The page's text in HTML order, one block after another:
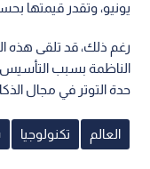
يونيو، وتقدر قيمتها بحسب
رغم ذلك، قد تلقى هذه
الناظمة بسبب التأسيس
حدة التوتر في مجال
العالم تكنولوجيا